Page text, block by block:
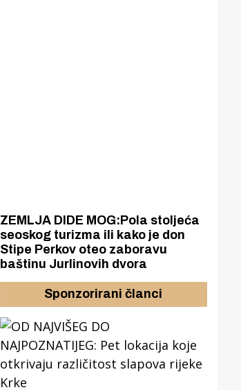
ZEMLJA DIDE MOG:Pola stoljeća
seoskog turizma ili kako je don
Stipe Perkov oteo zaboravu
baštinu Jurlinovih dvora
Sponzorirani članci